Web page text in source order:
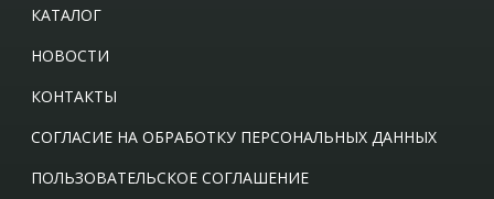
КАТАЛОГ
НОВОСТИ
КОНТАКТЫ
СОГЛАСИЕ НА ОБРАБОТКУ ПЕРСОНАЛЬНЫХ ДАННЫХ
ПОЛЬЗОВАТЕЛЬСКОЕ СОГЛАШЕНИЕ